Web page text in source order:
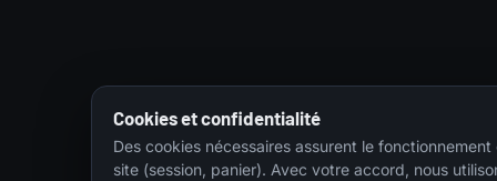
Cookies et confidentialité
Des cookies nécessaires assurent le fonctionnement
site (session, panier). Avec votre accord, nous